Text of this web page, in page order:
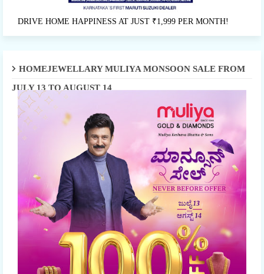
DRIVE HOME HAPPINESS AT JUST ₹1,999 PER MONTH!
HOMEJEWELLARY MULIYA MONSOON SALE FROM
JULY 13 TO AUGUST 14